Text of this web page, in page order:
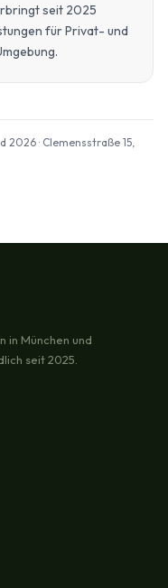
seit 2025
für Privat- und
· Clemensstraße 15,
in München und
seit 2025.